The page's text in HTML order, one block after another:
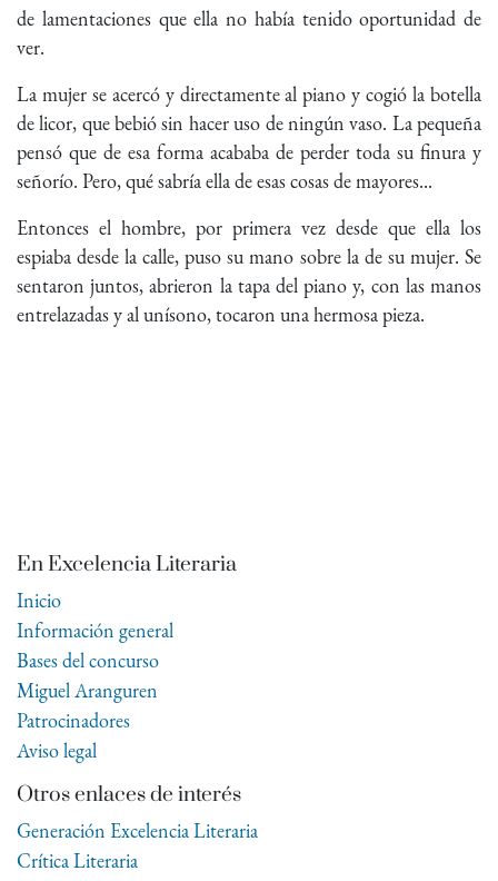
de lamentaciones que ella no había tenido oportunidad de
ver.
La mujer se acercó y directamente al piano y cogió la botella
de licor, que bebió sin hacer uso de ningún vaso. La pequeña
pensó que de esa forma acababa de perder toda su finura y
señorío. Pero, qué sabría ella de esas cosas de mayores...
Entonces el hombre, por primera vez desde que ella los
espiaba desde la calle, puso su mano sobre la de su mujer. Se
sentaron juntos, abrieron la tapa del piano y, con las manos
entrelazadas y al unísono, tocaron una hermosa pieza.
En Excelencia Literaria
Inicio
Información general
Bases del concurso
Miguel Aranguren
Patrocinadores
Aviso legal
Otros enlaces de interés
Generación Excelencia Literaria
Crítica Literaria